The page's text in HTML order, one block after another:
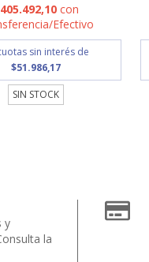
con
Efectivo
sin interés de
$51.986,17
SIN STOCK
y
la